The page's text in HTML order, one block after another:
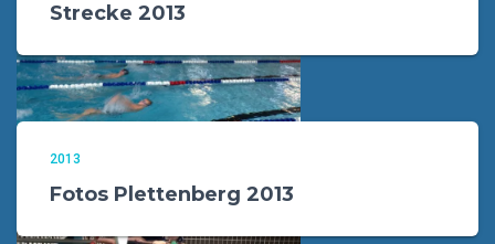
Strecke 2013
2013
Fotos Plettenberg 2013